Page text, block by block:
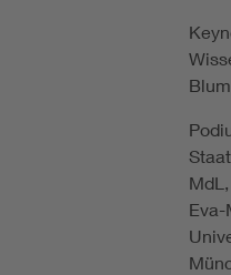
Eva-